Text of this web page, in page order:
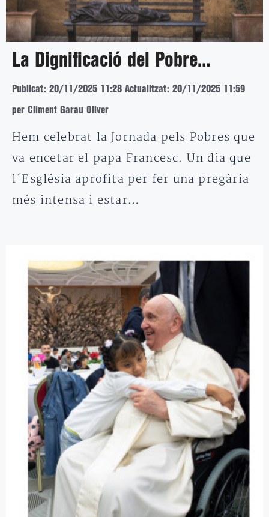
La Dignificació del Pobre…
Publicat: 20/11/2025 11:28 Actualitzat: 20/11/2025 11:59
per Climent Garau Oliver
Hem celebrat la Jornada pels Pobres que
va encetar el papa Francesc. Un dia que
l´Església aprofita per fer una pregària
més intensa i estar…